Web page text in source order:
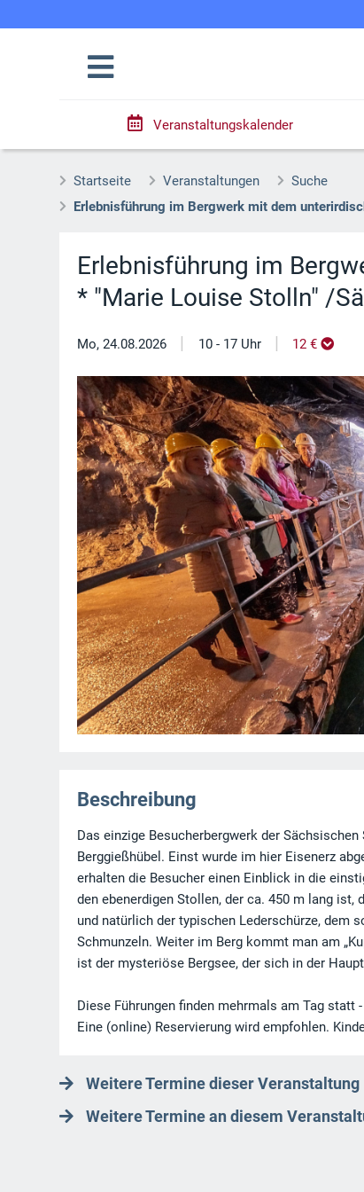
Veranstaltungskalender
Startseite Veranstaltungen
Suche
Erlebnisführung im Bergwerk mit dem
Erlebnisführung im
* "Marie Louise Stolln" /
Mo, 24.08.2026 | 10 - 17 Uhr | 12 €
Beschreibung
Das einzige Besucherbergwerk der
Berggießhübel. Einst wurde im hier Eisenerz
erhalten die Besucher einen Einblick in die
den ebenerdigen Stollen, der ca. 450 m lang ist,
und natürlich der typischen Lederschürze, dem
Schmunzeln. Weiter im Berg kommt man am
ist der mysteriöse Bergsee, der sich in der
Diese Führungen finden mehrmals am Tag
Eine (online) Reservierung wird empfohlen.
Weitere Termine dieser Veranstaltung
Weitere Termine an diesem